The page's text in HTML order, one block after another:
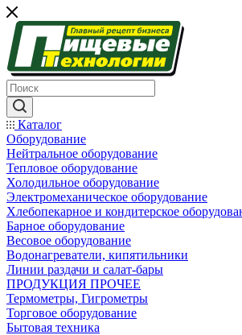
Каталог
Оборудование
Нейтральное оборудование
Тепловое оборудование
Холодильное оборудование
Электромеханическое оборудование
Хлебопекарное и кондитерское
Барное оборудование
Весовое оборудование
Водонагреватели, кипятильники
Линии раздачи и салат-бары
ПРОДУКЦИЯ ПРОЧЕЕ
Термометры, Гигрометры
Торговое оборудование
Бытовая техника